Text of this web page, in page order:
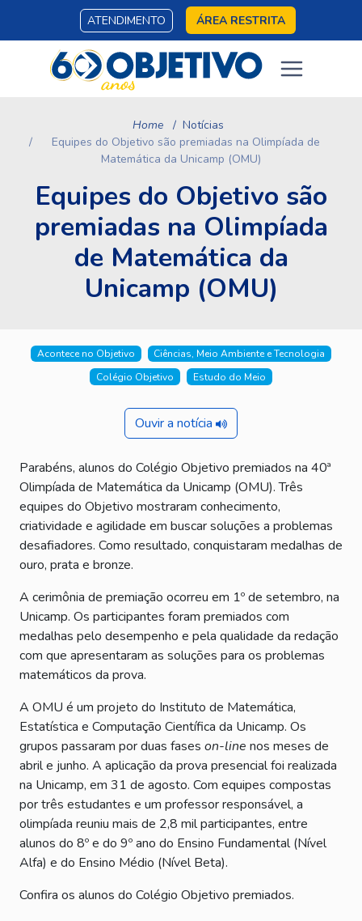
ATENDIMENTO ÁREA RESTRITA
Home
Notícias
Equipes do Objetivo são premiadas na Olimpíada de
Matemática da Unicamp (OMU)
Equipes do Objetivo são
premiadas na Olimpíada
de Matemática da
Unicamp (OMU)
Acontece no Objetivo
Ciências, Meio Ambiente e Tecnologia
Colégio Objetivo
Estudo do Meio
Ouvir a notícia
Parabéns, alunos do Colégio Objetivo premiados na 40ª
Olimpíada de Matemática da Unicamp (OMU). Três
equipes do Objetivo mostraram conhecimento,
criatividade e agilidade em buscar soluções a problemas
desafiadores. Como resultado, conquistaram medalhas de
ouro, prata e bronze.
A cerimônia de premiação ocorreu em 1º de setembro, na
Unicamp. Os participantes foram premiados com
medalhas pelo desempenho e pela qualidade da redação
com que apresentaram as soluções para os problemas
matemáticos da prova.
A OMU é um projeto do Instituto de Matemática,
Estatística e Computação Científica da Unicamp. Os
grupos passaram por duas fases on-line nos meses de
abril e junho. A aplicação da prova presencial foi realizada
na Unicamp, em 31 de agosto. Com equipes compostas
por três estudantes e um professor responsável, a
olimpíada reuniu mais de 2,8 mil participantes, entre
alunos do 8º e do 9º ano do Ensino Fundamental (Nível
Alfa) e do Ensino Médio (Nível Beta).
Confira os alunos do Colégio Objetivo premiados.